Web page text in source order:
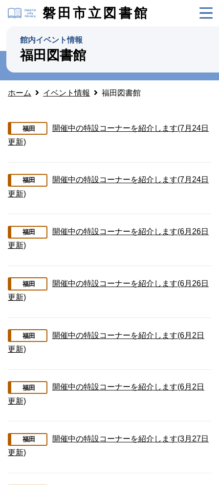
磐田市立図書館
館内イベント情報
福田図書館
ホーム イベント情報 福田図書館
福田
開催中の特設コーナーを紹介します(7月24日
更新)
福田
開催中の特設コーナーを紹介します(7月24日
更新)
福田
開催中の特設コーナーを紹介します(6月26日
更新)
福田
開催中の特設コーナーを紹介します(6月26日
更新)
福田
開催中の特設コーナーを紹介します(6月2日
更新)
福田
開催中の特設コーナーを紹介します(6月2日
更新)
福田
開催中の特設コーナーを紹介します(3月27日
更新)